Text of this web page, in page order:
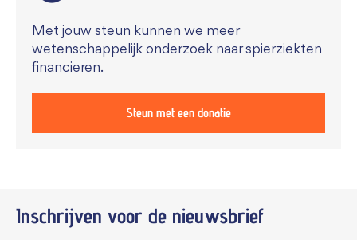
Met jouw steun kunnen we meer
wetenschappelijk onderzoek naar spierziekten
financieren.
Steun met een donatie
Inschrijven voor de nieuwsbrief